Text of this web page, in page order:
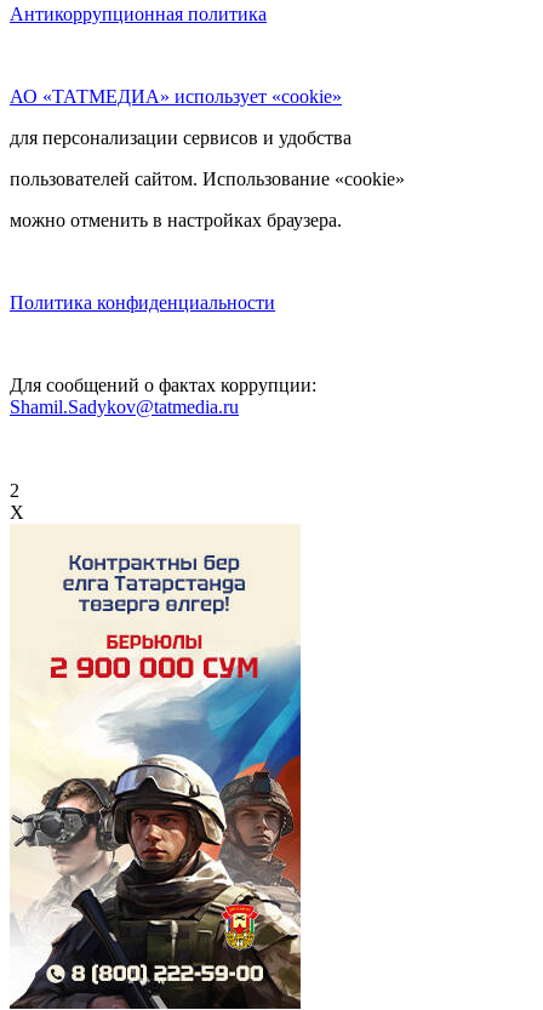
Антикоррупционная политика
АО «ТАТМЕДИА» использует «cookie»
для персонализации сервисов и удобства
пользователей сайтом. Использование «cookie»
можно отменить в настройках браузера.
Политика конфиденциальности
Для сообщений о фактах коррупции:
Shamil.Sadykov@tatmedia.ru
2
X